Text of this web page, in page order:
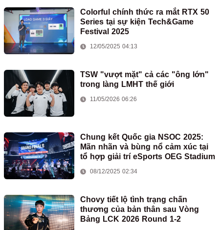
Colorful chính thức ra mắt RTX 50
Series tại sự kiện Tech&Game
Festival 2025
12/05/2025 04:13
TSW "vượt mặt" cả các "ông lớn"
trong làng LMHT thế giới
11/05/2026 06:26
Chung kết Quốc gia NSOC 2025:
Mãn nhãn và bùng nổ cảm xúc tại
tổ hợp giải trí eSports OEG Stadium
08/12/2025 02:34
Chovy tiết lộ tình trạng chấn
thương của bản thân sau Vòng
Bảng LCK 2026 Round 1-2